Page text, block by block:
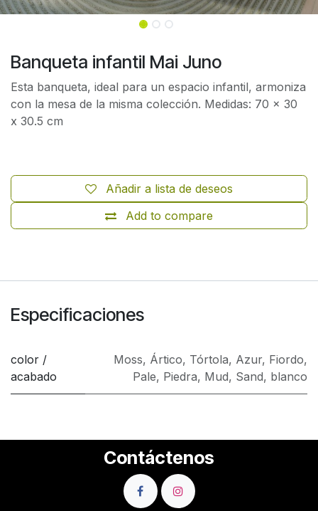
Banqueta infantil Mai Juno
Esta banqueta, ideal para un espacio infantil, armoniza
con la mesa de la misma colección. Medidas: 70 x 30
x 30.5 cm
Add to compare
Añadir a lista de deseos
Especificaciones
color /
acabado
Moss, Ártico, Tórtola, Azur, Fiordo,
Pale, Piedra, Mud, Sand, blanco
Contáctenos